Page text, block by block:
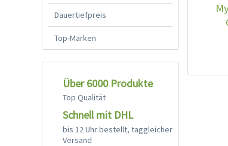
Dauertiefpreis
Top-Marken
Über 6000 Produkte
Top Qualität
Schnell mit DHL
bis 12 Uhr bestellt, taggleicher
Versand